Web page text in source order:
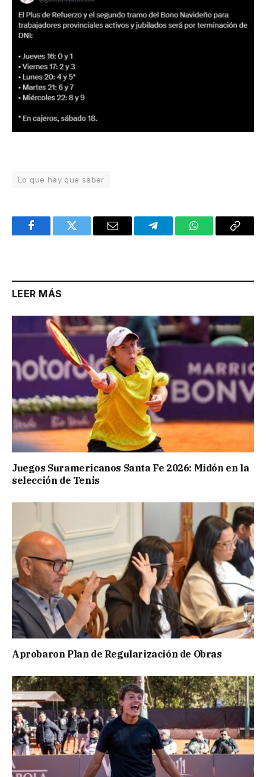
Lo que hay que saber
FacebookTwitter Email TelegramWhatsAppCopy
LEER MÁS
Juegos Suramericanos Santa Fe 2026: Midón en la
selección de Tenis
Aprobaron Plan de Regularización de Obras